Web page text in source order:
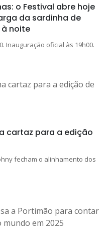
o Festival abre hoje
da sardinha de
noite
Inauguração oficial às 19h00.
cartaz para a edição
fecham o alinhamento dos